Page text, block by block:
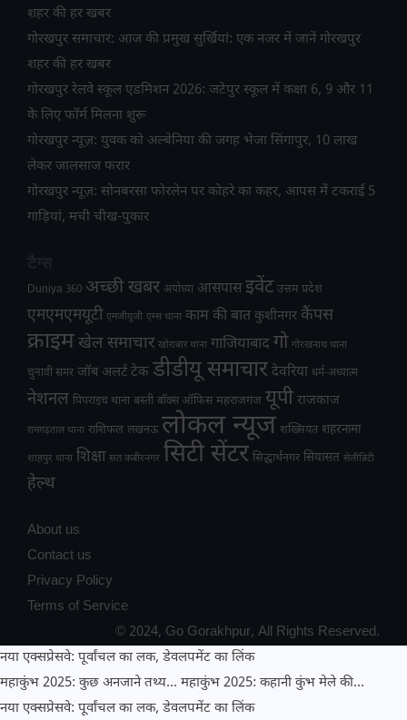
शहर की हर खबर
गोरखपुर समाचार: आज की प्रमुख सुर्खियां: एक नजर में जानें गोरखपुर
शहर की हर खबर
गोरखपुर रेलवे स्कूल एडमिशन 2026: जटेपुर स्कूल में कक्षा 6, 9 और 11
के लिए फॉर्म मिलना शुरू
गोरखपुर न्यूज़: युवक को अल्बेनिया की जगह भेजा सिंगापुर, 10 लाख
लेकर जालसाज फरार
गोरखपुर न्यूज़: सोनबरसा फोरलेन पर कोहरे का कहर, आपस में टकराईं 5
गाड़ियां, मची चीख-पुकार
Duniya 360 अच्छी खबर अयोध्या आसपास इवेंट उत्तम प्रदेश
एमएमएमयूटी एमजीयूजी एम्स थाना काम की बात कुशीनगर कैंपस
क्राइमखेल समाचार खोराबार थाना गाजियाबादगो गोरखनाथ थाना
चुनावी समर जॉब अलर्ट टेक डीडीयू समाचार देवरिया धर्म-अध्यात्म
नेशनल पिपराइच थाना बस्ती बॉक्स ऑफिस महराजगंज यूपी राजकाज
रामगढ़ताल थाना राशिफल लखनऊ लोकल न्यूज शख्सियत शहरनामा
शाहपुर थाना शिक्षा संत कबीरनगर सिटी सेंटर सिद्धार्थनगर सियासत सेलीब्रिटी
हेल्थ
About us
Contact us
Privacy Policy
Terms of Service
© 2024, Go Gorakhpur, All Rights Reserved.
नया एक्सप्रेसवे: पूर्वांचल का लक, डेवलपमेंट का लिंक
महाकुंभ 2025: कुछ अनजाने तथ्य… महाकुंभ 2025: कहानी कुंभ मेले की…
नया एक्सप्रेसवे: पूर्वांचल का लक, डेवलपमेंट का लिंक